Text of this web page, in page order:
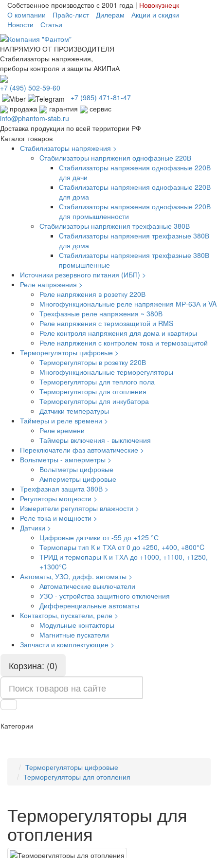
Собственное производство с 2001 года | Новокузнецк
О компании
Прайс-лист Дилерам
Акции и скидки
Новости
Статьи
НАПРЯМУЮ ОТ ПРОИЗВОДИТЕЛЯ
Стабилизаторы напряжения,
приборы контроля и защиты АКИПиА
+7 (495) 502-59-60
+7 (985) 471-81-47
продажа
гарантия
сервис
info@phantom-stab.ru
Доставка продукции по всей территории РФ
Каталог товаров
Стабилизаторы напряжения >
Cтабилизаторы напряжения однофазные 220В
Стабилизаторы напряжения однофазные 220В
для дачи
Стабилизаторы напряжения однофазные 220В
для дома
Стабилизаторы напряжения однофазные 220В
для промышленности
Стабилизаторы напряжения трехфазные 380В
Cтабилизаторы напряжения трехфазные 380В
для дома
Стабилизаторы напряжения трехфазные 380В
промышленные
Источники резервного питания (ИБП) >
Реле напряжения >
Реле напряжения в розетку 220В
Многофункциональные реле напряжения МР-63А и VA
Трехфазные реле напряжения ~ 380В
Реле напряжения с термозащитой и RMS
Реле контроля напряжения для дома и квартиры
Реле напряжения с контролем тока и термозащитой
Терморегуляторы цифровые >
Терморегуляторы в розетку 220В
Многофункциональные терморегуляторы
Терморегуляторы для теплого пола
Терморегуляторы для отопления
Терморегуляторы для инкубатора
Датчики температуры
Таймеры и реле времени >
Реле времени
Таймеры включения - выключения
Переключатели фаз автоматические >
Вольтметры - амперметры >
Вольтметры цифровые
Амперметры цифровые
Трехфазная защита 380В >
Регуляторы мощности >
Измерители регуляторы влажности >
Реле тока и мощности >
Датчики >
Цифровые датчики от -55 до +125 °С
Термопары тип К и ТХА от 0 до +250, +400, +800°C
ТРИД и термопары К и ТХА до +1000, +1100, +1250,
+1300°C
Автоматы, УЗО, дифф. автоматы >
Автоматические выключатели
УЗО - устройства защитного отключения
Дифференциальные автоматы
Контакторы, пускатели, реле >
Модульные контакторы
Магнитные пускатели
Запчасти и комплектующие >
Корзина: (0)
Категории
Терморегуляторы цифровые
Терморегуляторы для отопления
Терморегуляторы для
отопления